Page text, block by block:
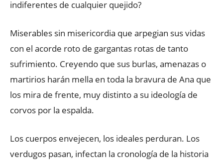
indiferentes de cualquier quejido?
Miserables sin misericordia que arpegian sus vidas
con el acorde roto de gargantas rotas de tanto
sufrimiento. Creyendo que sus burlas, amenazas o
martirios harán mella en toda la bravura de Ana que
los mira de frente, muy distinto a su ideología de
corvos por la espalda.
Los cuerpos envejecen, los ideales perduran. Los
verdugos pasan, infectan la cronología de la historia